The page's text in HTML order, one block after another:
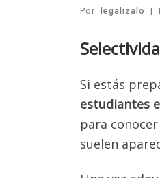
Por: legalizalo |
Si estás
estudiantes
para
suelen